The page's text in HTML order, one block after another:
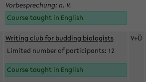
Vorbesprechung: n. V.
Course taught in English
Writing club for budding biologists
Limited number of participants: 12
Course taught in English
V+Ü